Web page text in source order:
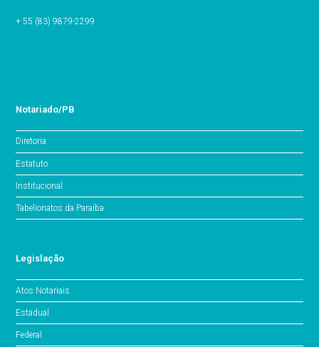
+ 55 (83) 9879-2299
Notariado/PB
Diretoria
Estatuto
Institucional
Tabelionatos da Paraíba
Legislação
Atos Notariais
Estadual
Federal